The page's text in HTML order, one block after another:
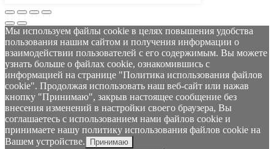
Мы используем файлы cookie в целях повышения удобства
пользования нашим сайтом и получения информации о
взаимодействии пользователей с его содержимым. Вы можете
узнать больше о файлах cookie, ознакомившись с
информацией на странице "Политика использования файлов
cookie". Продолжая использовать наш веб-сайт или нажав
кнопку "Принимаю", закрыв настоящее сообщение без
внесения изменений в настройки своего браузера, Вы
соглашаетесь с использованием нами файлов cookie и
принимаете нашу политику использования файлов cookie на
Вашем устройстве.
Принимаю